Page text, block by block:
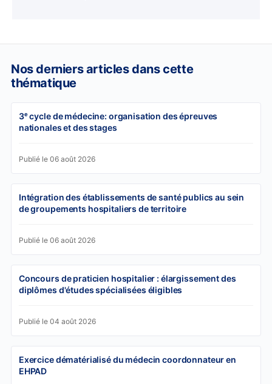
Nos derniers articles dans cette
thématique
3ᵉ cycle de médecine: organisation des épreuves
nationales et des stages
Publié le 06 août 2026
Intégration des établissements de santé publics au sein
de groupements hospitaliers de territoire
Publié le 06 août 2026
Concours de praticien hospitalier : élargissement des
diplômes d'études spécialisées éligibles
Publié le 04 août 2026
Exercice dématérialisé du médecin coordonnateur en
EHPAD